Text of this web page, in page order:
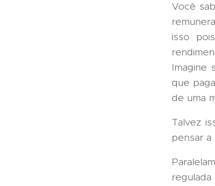
Você
isso
Imagine
que
de uma
Talvez
pensar